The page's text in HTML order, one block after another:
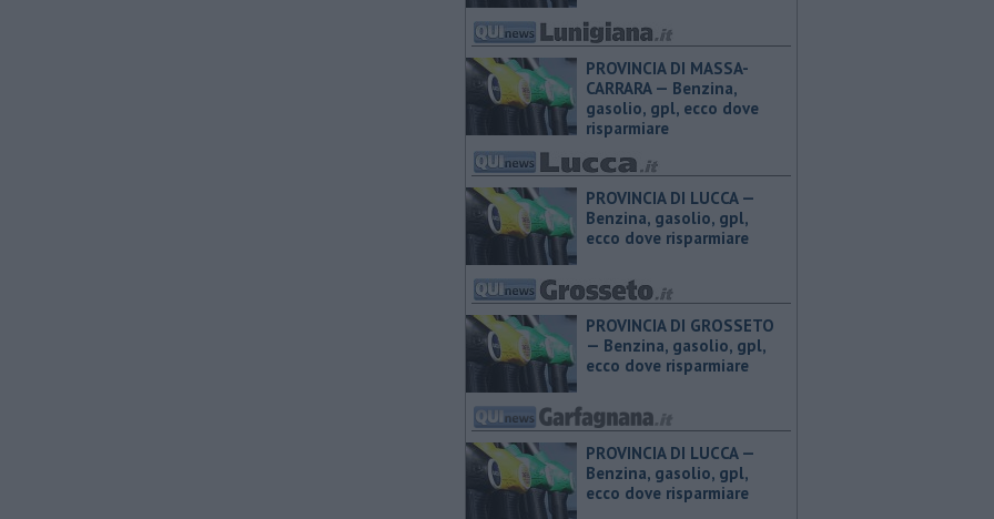
PROVINCIA DI MASSA-
CARRARA — ​Benzina,
gasolio, gpl, ecco dove
risparmiare
PROVINCIA DI LUCCA — ​
Benzina, gasolio, gpl,
ecco dove risparmiare
PROVINCIA DI GROSSETO
— ​Benzina, gasolio, gpl,
ecco dove risparmiare
PROVINCIA DI LUCCA — ​
Benzina, gasolio, gpl,
ecco dove risparmiare